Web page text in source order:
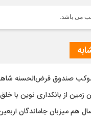
می باشد.
موکب صندوق قرض‌الحسنه
زمین از بانکداری نوین با
هم میزبان جاماندگان